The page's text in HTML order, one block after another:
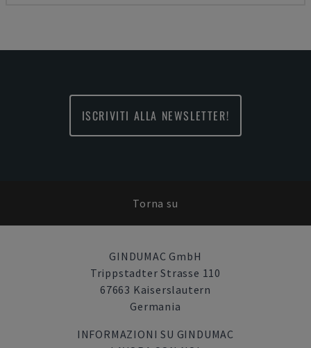
ISCRIVITI ALLA NEWSLETTER!
Torna su
GINDUMAC GmbH
Trippstadter Strasse 110
67663 Kaiserslautern
Germania
INFORMAZIONI SU GINDUMAC